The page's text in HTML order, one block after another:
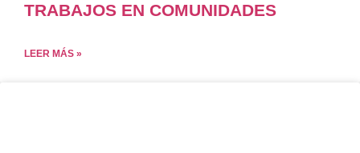
TRABAJOS EN COMUNIDADES
LEER MÁS »